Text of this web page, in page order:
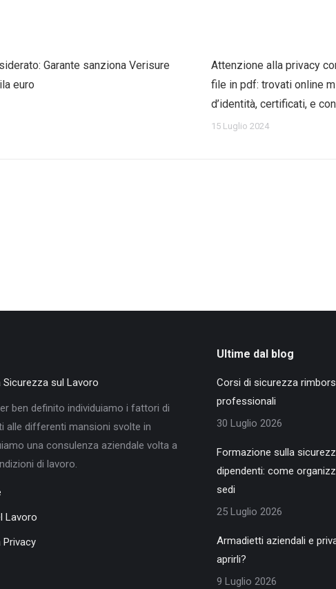
Garante sanziona Verisure
euro
Attenzione alla privacy
file in pdf: trovati online
d’identità, certificati, e
15 Luglio 2024
Sicurezza sul Lavoro
ben definito individuiamo i fattori di
alle differenti mansioni svolte in
una consulenza aziendale volta a
di lavoro.
Lavoro
Privacy
Ultime dal blog
Corsi di sicurezza
professionali
30 Luglio 2026
Formazione sulla
dipendenti: come
sedi
25 Luglio 2026
Armadietti aziendali e
aprirli?
9 Luglio 2026